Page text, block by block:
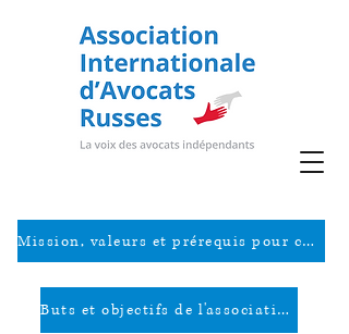
Mission, valeurs et prérequis pour créer l'association
Buts et objectifs de l'association